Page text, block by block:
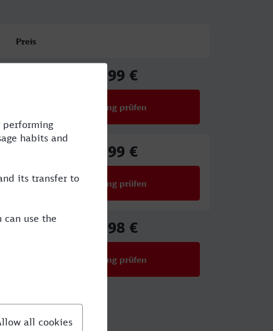
Preis
34,99 €
Verbindung prüfen
36,99 €
Verbindung prüfen
17,98 €
Verbindung prüfen